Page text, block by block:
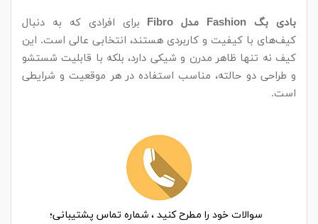
بادی بگ Fashion مدل Fibro
برای افرادی که به دنبال
کیف‌های با کیفیت و کاربردی هستند، انتخابی عالی است. این
کیف نه تنها ظاهر مدرن و شیکی دارد، بلکه با قابلیت شستشو
و طراحی دو حالته، مناسب استفاده در هر موقعیت و شرایطی
است.
سوالات خود را مطرح کنید ، شماره تماس پشتیبانی؛